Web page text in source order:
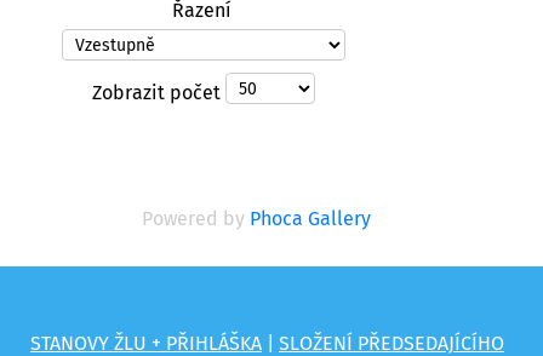
Řazení
Zobrazit počet
Powered by Phoca Gallery
STANOVY ŽLU + PŘIHLÁŠKA
SLOŽENÍ PŘEDSEDAJÍCÍHO